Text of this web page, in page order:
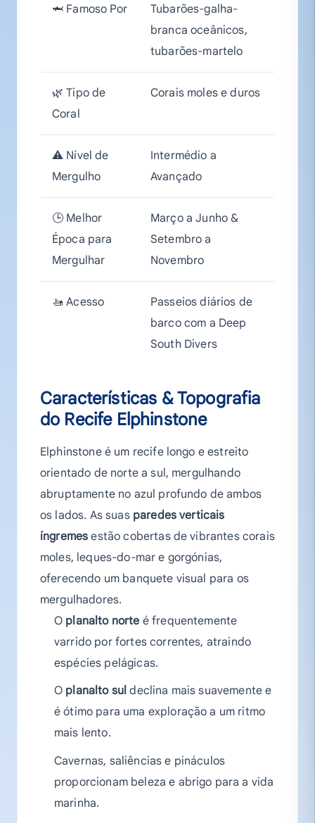
🦈 Famoso Por
Tubarões-galha-
branca oceânicos,
tubarões-martelo
🌿 Tipo de
Coral
Corais moles e duros
⚠️ Nível de
Mergulho
Intermédio a
Avançado
🕒 Melhor
Época para
Mergulhar
Março a Junho &
Setembro a
Novembro
🚤 Acesso
Passeios diários de
barco com a Deep
South Divers
Características & Topografia
do Recife Elphinstone
Elphinstone é um recife longo e estreito
orientado de norte a sul, mergulhando
abruptamente no azul profundo de ambos
os lados. As suas paredes verticais
íngremes estão cobertas de vibrantes corais
moles, leques-do-mar e gorgónias,
oferecendo um banquete visual para os
mergulhadores.
O planalto norte é frequentemente
varrido por fortes correntes, atraindo
espécies pelágicas.
O planalto sul declina mais suavemente e
é ótimo para uma exploração a um ritmo
mais lento.
Cavernas, saliências e pináculos
proporcionam beleza e abrigo para a vida
marinha.